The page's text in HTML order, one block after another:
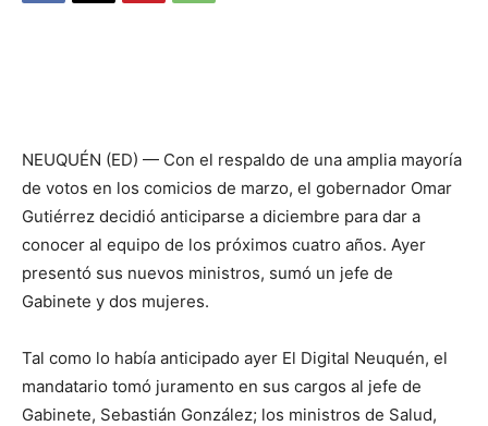
NEUQUÉN (ED) — Con el respaldo de una amplia mayoría
de votos en los comicios de marzo, el gobernador Omar
Gutiérrez decidió anticiparse a diciembre para dar a
conocer al equipo de los próximos cuatro años. Ayer
presentó sus nuevos ministros, sumó un jefe de
Gabinete y dos mujeres.
Tal como lo había anticipado ayer El Digital Neuquén, el
mandatario tomó juramento en sus cargos al jefe de
Gabinete, Sebastián González; los ministros de Salud,